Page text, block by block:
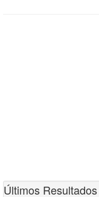
Últimos Resultados